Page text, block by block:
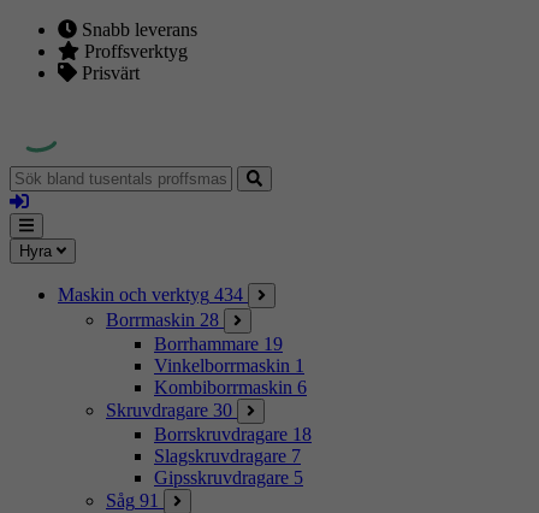
Snabb leverans
Proffsverktyg
Prisvärt
Sök
bland
tusentals
proffsmaskiner
Logga
in
Mina
sidor
Meny
Hyra
Maskin och verktyg 434
Borrmaskin 28
Borrhammare 19
Vinkelborrmaskin 1
Kombiborrmaskin 6
Skruvdragare 30
Borrskruvdragare 18
Slagskruvdragare 7
Gipsskruvdragare 5
Såg 91